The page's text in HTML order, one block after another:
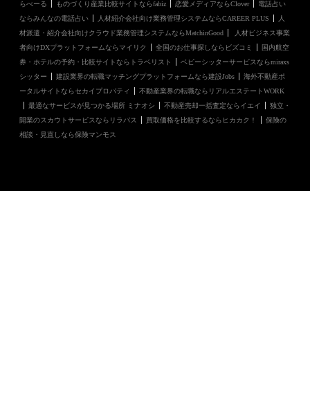
らべーる
ものづくり産業比較サイトならfabiz 恋愛メディアならClover
電話占い
ならみんなの電話占い
人材紹介会社向け業務管理システムならCAREER PLUS
人
材派遣・紹介会社向けクラウド業務管理システムならMatchinGood
人材ビジネス事業
者向けDXプラットフォームならマイリク
全国のお仕事探しならビズコミ
国内航空
券・ホテルの予約・比較サイトならトラベリスト
ベビーシッターサービスならmiraxs
シッター
建設業界の転職マッチングプラットフォームなら建設Jobs
海外不動産ポ
ータルサイトならセカイプロパティ
不動産業界の転職ならリアルエステートWORK
最適なサービスが見つかる場所 ミナオシ
不動産売却一括査定ならイエイ
独立・
開業のスカウトサービスならリラパス
買取価格を比較するならヒカカク！
保険の
相談・見直しなら保険マンモス